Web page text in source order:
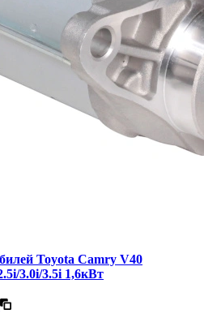
Toyota Camry V40
3.0i/3.5i 1,6кВт